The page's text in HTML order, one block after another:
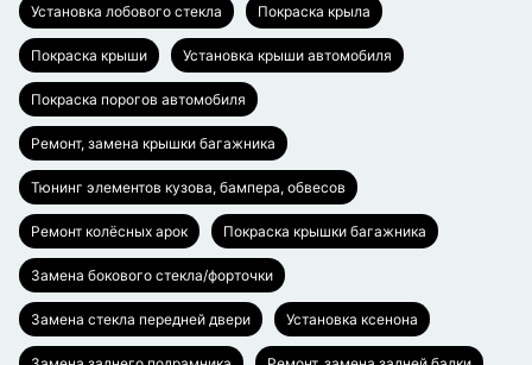
Установка лобового стекла Покраска крыла
Покраска крыши Установка крыши автомобиля
Покраска порогов автомобиля
Ремонт, замена крышки багажника
Тюнинг элементов кузова, бампера, обвесов
Ремонт колёсных арок Покраска крышки багажника
Замена бокового стекла/форточки
Замена стекла передней двери Установка ксенона